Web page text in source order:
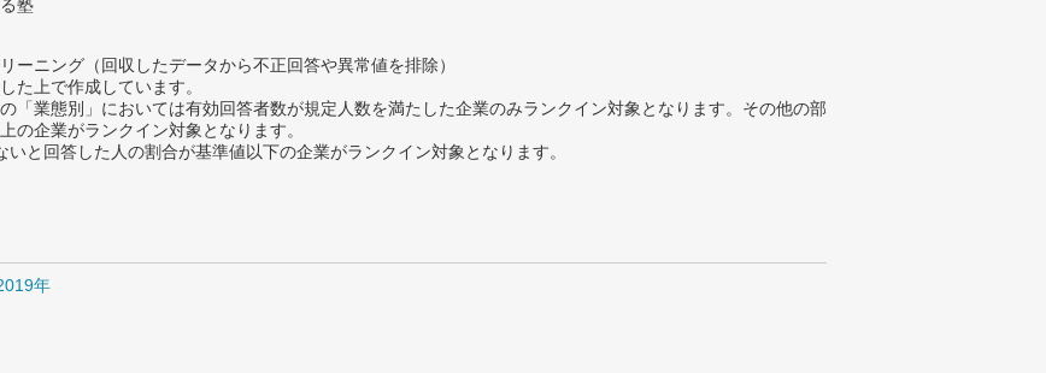
塾
ニング（回収したデータから不正回答や異常値を排除）
た上で作成しています。
「業態別」においては有効回答者数が規定人数を満たした企業のみランクイン対象となります。その他の部
の企業がランクイン対象となります。
と回答した人の割合が基準値以下の企業がランクイン対象となります。
年